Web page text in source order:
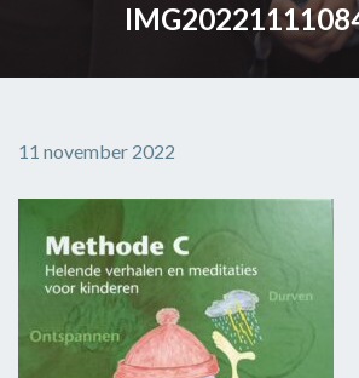
11 november 2022